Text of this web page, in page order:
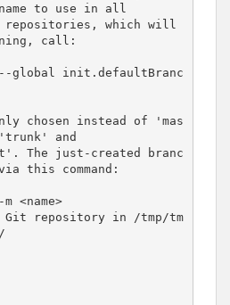
to use in all
repositories, which will
call:
init.defaultBranc
chosen instead of 'mas
and
The just-created branc
this command:
<name>
repository in /tmp/tm